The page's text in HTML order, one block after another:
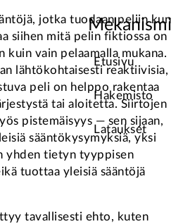
Mekanismi
Etusivu
Hakemisto
Lataukset
jotka tuodaan peliin kun
siihen mitä pelin fiktiossa on
kuin vain pelaamalla mukana.
lähtökohtaisesti reaktiivisia,
peli on helppo rakentaa
tai aloitetta. Siirtojen
pistemäisyys — sen sijaan,
sääntökysymyksiä, yksi
yhden tietyn tyyppisen
tuottaa yleisiä sääntöjä
tavallisesti ehto, kuten